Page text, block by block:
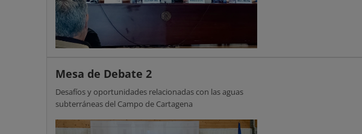
Mesa de Debate 2
Desafíos y oportunidades relacionadas con las aguas
subterráneas del Campo de Cartagena